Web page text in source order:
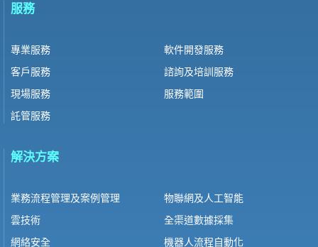
服務
專業服務
客戶服務
現場服務
託管服務
軟件開發服務
諮詢及培訓服務
服務範圍
解決方案
業務流程管理及案例管理
雲技術
網絡安全
物聯網及人工智能
全渠道數據採集
機器人流程自動化